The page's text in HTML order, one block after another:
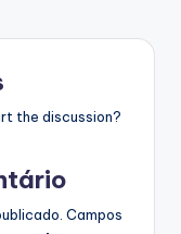
the discussion?
Campos